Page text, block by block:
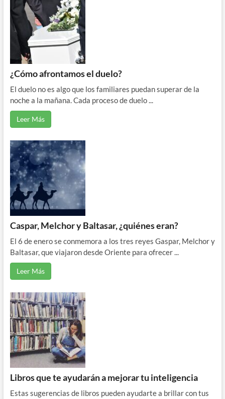
¿Cómo afrontamos el duelo?
El duelo no es algo que los familiares puedan superar de la
noche a la mañana. Cada proceso de duelo ...
Leer Más
Caspar, Melchor y Baltasar, ¿quiénes eran?
El 6 de enero se conmemora a los tres reyes Gaspar, Melchor y
Baltasar, que viajaron desde Oriente para ofrecer ...
Leer Más
Libros que te ayudarán a mejorar tu inteligencia
Estas sugerencias de libros pueden ayudarte a brillar con tus